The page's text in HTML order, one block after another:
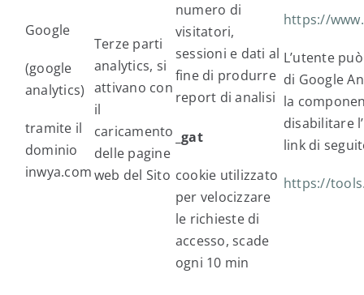
Google
(google
analytics)
tramite il
dominio
inwya.com
Terze parti
analytics, si
attivano con
il
caricamento
delle pagine
web del Sito
numero di
visitatori,
sessioni e dati al
fine di produrre
report di analisi
https://
L’utente
di Google
la
disabilitare
link di
https://
_gat
cookie utilizzato
per velocizzare
le richieste di
accesso, scade
ogni 10 min